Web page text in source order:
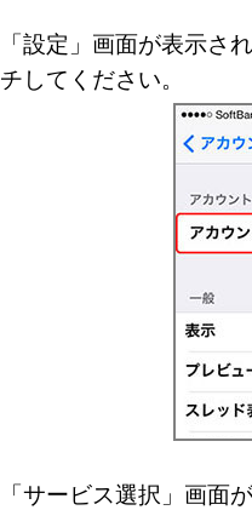
「設定」画面が表示さ
チしてください。
「サービス選択」画面